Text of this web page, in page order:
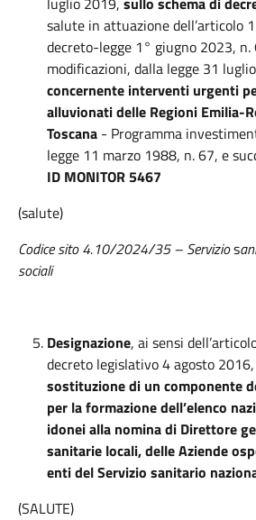
salute in attuazione dell’articolo
decreto-legge 1° giugno 2023,
modificazioni, dalla legge 31
concernente interventi urgenti
alluvionati delle Regioni Emilia-
Toscana - Programma
legge 11 marzo 1988, n. 67, e
ID MONITOR 5467
(salute)
Codice sito 4.10/2024/35 – Servizios
sociali
Designazione, ai sensi
decreto legislativo 4 agosto
sostituzione di un componente
per la formazione dell’elenco
idonei alla nomina di Direttore
sanitarie locali, delle Aziende
enti del Servizio sanitario
(SALUTE)